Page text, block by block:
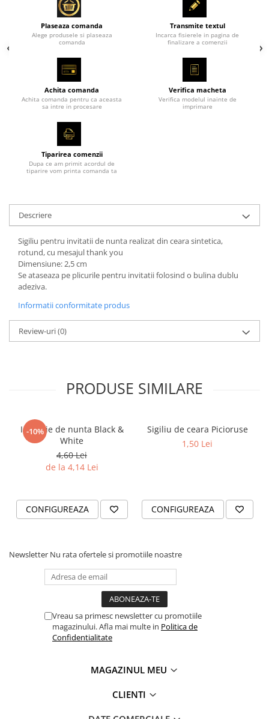
Plaseaza comanda
Alege produsele si plaseaza
comanda
Transmite textul
Incarca fisierele in pagina de
finalizare a comenzii
Achita comanda
Achita comanda pentru ca aceasta
sa intre in procesare
Verifica macheta
Verifica modelul inainte de
imprimare
Tiparirea comenzii
Dupa ce am primit acordul de
tiparire vom printa comanda ta
Descriere
Sigiliu pentru invitatii de nunta realizat din ceara sintetica,
rotund, cu mesajul thank you
Dimensiune: 2,5 cm
Se ataseaza pe plicurile pentru invitatii folosind o bulina dublu
adeziva.
Informatii conformitate produs
Review-uri(0)
PRODUSE SIMILARE
-10%
Invitatie de nunta Black &
White
4,60 Lei
de la 4,14 Lei
CONFIGUREAZA
Sigiliu de ceara Picioruse
1,50 Lei
CONFIGUREAZA
Newsletter Nu rata ofertele si promotiile noastre
Vreau sa primesc newsletter cu promotiile
magazinului. Afla mai multe in Politica de
Confidentialitate
MAGAZINUL MEU
CLIENTI